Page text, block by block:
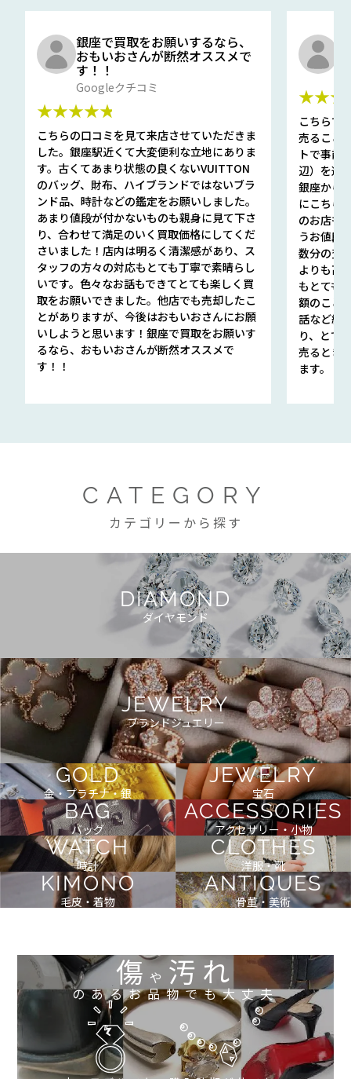
銀座で買取をお願いするなら、
おもいおさんが断然オススメで
す！！
Googleクチコミ
★★★★★
こちらの口コミを見て来店させていただきま
した。銀座駅近くて大変便利な立地にありま
す。古くてあまり状態の良くないVUITTON
のバッグ、財布、ハイブランドではないブラ
ンド品、時計などの鑑定をお願いしました。
あまり値段が付かないものも親身に見て下さ
り、合わせて満足のいく買取価格にしてくだ
さいました！店内は明るく清潔感があり、ス
タッフの方々の対応もとても丁寧で素晴らし
いです。色々なお話もできてとても楽しく買
取をお願いできました。他店でも売却したこ
とがありますが、今後はおもいおさんにお願
いしようと思います！銀座で買取をお願いす
るなら、おもいおさんが断然オススメで
す！！
こちらで
売ること
トで事前
辺）を選
銀座から
にこちら
のお店も
うお値段
数分の査
よりも高
もとても
額のこと
話など細
り、とて
売るとき
ます。
CATEGORY
カテゴリーから探す
DIAMOND
ダイヤモンド
JEWELRY
ブランドジュエリー
GOLD
金・プラチナ・銀
JEWELRY
宝石
BAG
バッグ
ACCESSORIES
アクセサリー・小物
WATCH
時計
CLOTHES
洋服・靴
KIMONO
毛皮・着物
ANTIQUES
骨董・美術
傷や 汚れ
のあるお品物でも大丈夫